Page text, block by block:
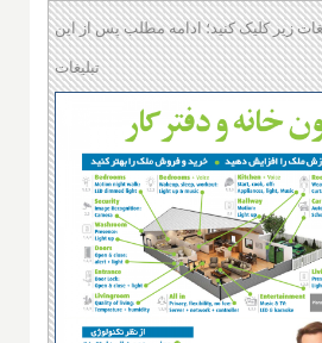
زیر کلیک کنید؛ ادامه مطلب پس از این
تبلیغات